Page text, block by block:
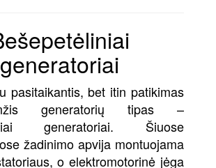
generatoriai
pasitaikantis, bet itin patikimas
generatorių tipas –
generatoriai. Šiuose
žadinimo apvija montuojama
o elektromotorinė jėga